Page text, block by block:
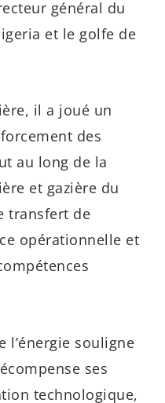
général du
et le golfe de
il a joué un
des
au long de la
et gazière du
transfert de
opérationnelle et
l’énergie souligne
ses
technologique,